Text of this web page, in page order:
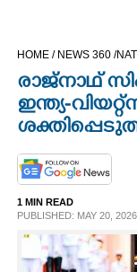
CINEMA
OPINION
PHOTOS
LIFESTYLE
SPIRITUAL
HOME / NEWS 360 /
രാജ്നാഥ്
ഇന്ത്യ-
1 MIN READ
PUBLISHED: MAY 20,